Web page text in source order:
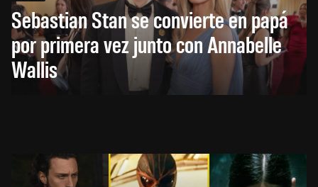
Sebastian Stan se convierte en papá
por primera vez junto con Annabelle
Wallis